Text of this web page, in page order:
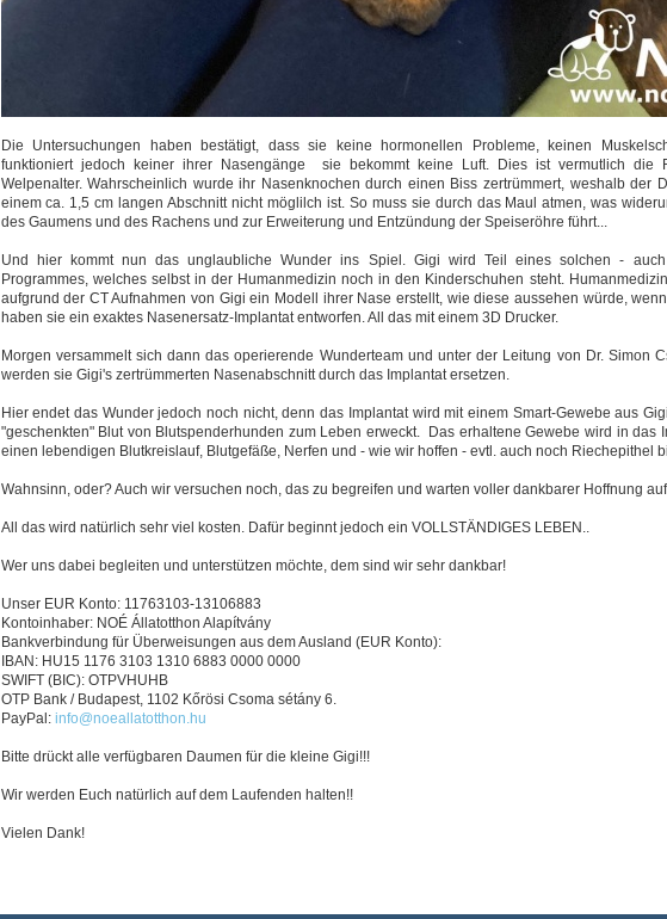
Die Untersuchungen haben bestätigt, dass sie keine hormonellen Probleme, keinen
funktioniert jedoch keiner ihrer Nasengänge sie bekommt keine Luft. Dies ist vermutlich die
Welpenalter. Wahrscheinlich wurde ihr Nasenknochen durch einen Biss zertrümmert, weshalb der
einem ca. 1,5 cm langen Abschnitt nicht möglilch ist. So muss sie durch das Maul atmen, was
des Gaumens und des Rachens und zur Erweiterung und Entzündung der Speiseröhre führt...
Und hier kommt nun das unglaubliche Wunder ins Spiel. Gigi wird Teil eines solchen -
Programmes, welches selbst in der Humanmedizin noch in den Kinderschuhen steht.
aufgrund der CT Aufnahmen von Gigi ein Modell ihrer Nase erstellt, wie diese aussehen würde,
haben sie ein exaktes Nasenersatz-Implantat entworfen. All das mit einem 3D Drucker.
Morgen versammelt sich dann das operierende Wunderteam und unter der Leitung von Dr. Simon
werden sie Gigi's zertrümmerten Nasenabschnitt durch das Implantat ersetzen.
Hier endet das Wunder jedoch noch nicht, denn das Implantat wird mit einem Smart-Gewebe aus
"geschenkten" Blut von Blutspenderhunden zum Leben erweckt. Das erhaltene Gewebe wird in das
einen lebendigen Blutkreislauf, Blutgefäße, Nerfen und - wie wir hoffen - evtl. auch noch Riechepithel
Wahnsinn, oder? Auch wir versuchen noch, das zu begreifen und warten voller dankbarer Hoffnung
All das wird natürlich sehr viel kosten. Dafür beginnt jedoch ein VOLLSTÄNDIGES LEBEN..
Wer uns dabei begleiten und unterstützen möchte, dem sind wir sehr dankbar!
Unser EUR Konto: 11763103-13106883
Kontoinhaber: NOÉ Állatotthon Alapítvány
Bankverbindung für Überweisungen aus dem Ausland (EUR Konto):
IBAN: HU15 1176 3103 1310 6883 0000 0000
SWIFT (BIC): OTPVHUHB
OTP Bank / Budapest, 1102 Kőrösi Csoma sétány 6.
PayPal: info@noeallatotthon.hu
Bitte drückt alle verfügbaren Daumen für die kleine Gigi!!!
Wir werden Euch natürlich auf dem Laufenden halten!!
Vielen Dank!